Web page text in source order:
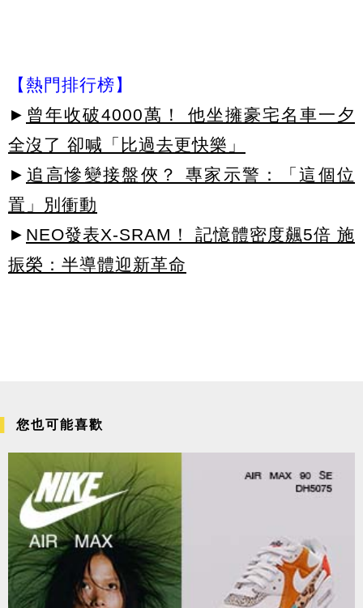
【熱門排行榜】
► 曾年收破4000萬！ 他坐擁豪宅名車一夕
全沒了 卻喊「比過去更快樂」
► 追高慘變接盤俠？ 專家示警：「這個位
置」別衝動
► NEO發表X-SRAM！ 記憶體密度飆5倍 施
振榮：半導體迎新革命
您也可能喜歡